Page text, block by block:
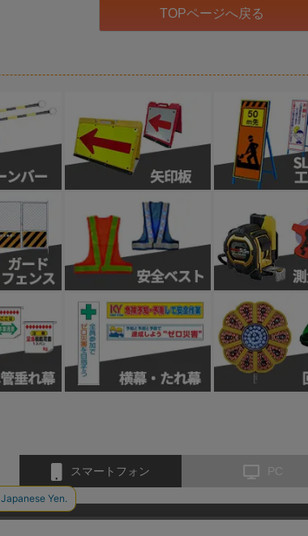
TOPページへ戻る
スマートフォン PC